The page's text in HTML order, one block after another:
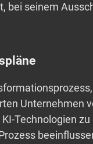
bei seinem
Unternehmen
Technologien